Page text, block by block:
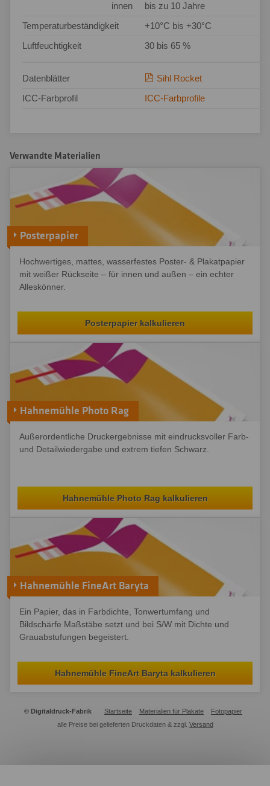
innen
bis zu 10 Jahre
Temperaturbeständigkeit
+10°C bis +30°C
Luftfeuchtigkeit
30 bis 65 %
Datenblätter
Sihl Rocket
ICC-Farbprofil
ICC-Farbprofile
Verwandte Materialien
Posterpapier
Hochwertiges, mattes, wasserfestes Poster- & Plakatpapier
mit weißer Rückseite – für innen und außen – ein echter
Alleskönner.
Posterpapier kalkulieren
Hahnemühle Photo Rag
Außerordentliche Druckergebnisse mit eindrucksvoller Farb-
und Detailwiedergabe und extrem tiefen Schwarz.
Hahnemühle Photo Rag kalkulieren
Hahnemühle FineArt Baryta
Ein Papier, das in Farbdichte, Tonwertumfang und
Bildschärfe Maßstäbe setzt und bei S/W mit Dichte und
Grauabstufungen begeistert.
Hahnemühle FineArt Baryta kalkulieren
© Digitaldruck-Fabrik Startseite Materialien für Plakate
Fotopapier
alle Preise bei gelieferten Druckdaten & zzgl. Versand